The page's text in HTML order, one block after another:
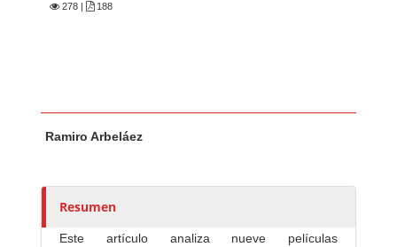
278 188
u
o
e
Ramiro Arbeláez
Resumen
Este artículo analiza nueve películas